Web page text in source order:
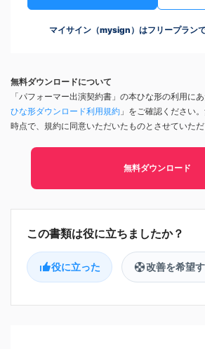
マイサイン（mysign）はフリープラン
無料ダウンロードについて
「パフォーマー出演契約書」の本ひな形の利用に
ひな形ダウンロード利用規約 」をご確認ください
時点で、規約に同意いただいたものとさせていただ
無料ダウンロード
役に立った 改善を希望